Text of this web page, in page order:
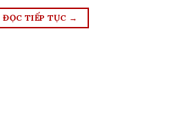
ĐỌC TIẾP TỤC →